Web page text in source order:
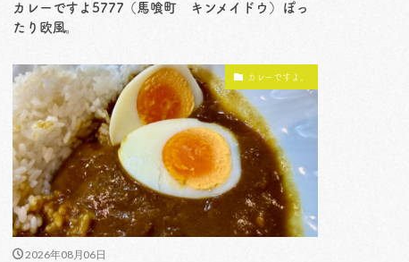
カレーですよ5777（馬喰町 キンメイドウ）ぽっ
たり欧風。
カレーですよ。
2026年08月06日